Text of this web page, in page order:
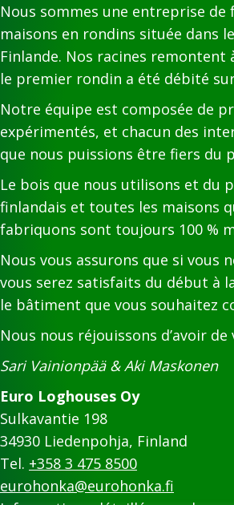
Nous sommes une entreprise de
maisons en rondins située dans
Finlande. Nos racines remontent
le premier rondin a été débité
Notre équipe est composée de
expérimentés, et chacun des
que nous puissions être fiers du
Le bois que nous utilisons et du
finlandais et toutes les maisons
fabriquons sont toujours 100 %
Nous vous assurons que si vous
vous serez satisfaits du début à
le bâtiment que vous souhaitez
Nous nous réjouissons d’avoir de
Sari Vainionpää & Aki Maskonen
Euro Loghouses Oy
Sulkavantie 198
34930 Liedenpohja, Finland
Tel. +358 3 475 8500
eurohonka@eurohonka.fi